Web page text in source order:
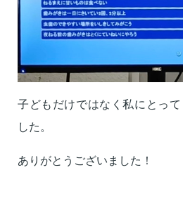
子どもだけではなく私にとっ
した。
ありがとうございました！